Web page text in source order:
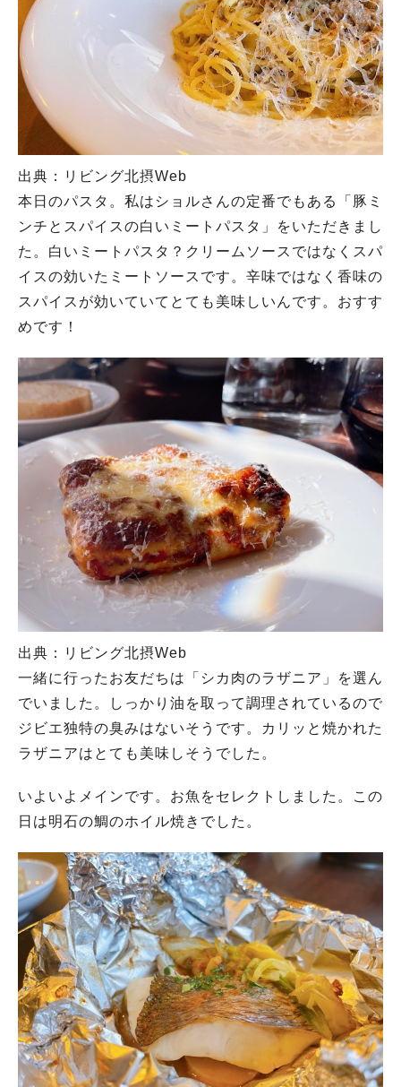
出典：リビング北摂Web
本日のパスタ。私はショルさんの定番でもある「豚ミ
ンチとスパイスの白いミートパスタ」をいただきまし
た。白いミートパスタ？クリームソースではなくスパ
イスの効いたミートソースです。辛味ではなく香味の
スパイスが効いていてとても美味しいんです。おすす
めです！
出典：リビング北摂Web
一緒に行ったお友だちは「シカ肉のラザニア」を選ん
でいました。しっかり油を取って調理されているので
ジビエ独特の臭みはないそうです。カリッと焼かれた
ラザニアはとても美味しそうでした。
いよいよメインです。お魚をセレクトしました。この
日は明石の鯛のホイル焼きでした。